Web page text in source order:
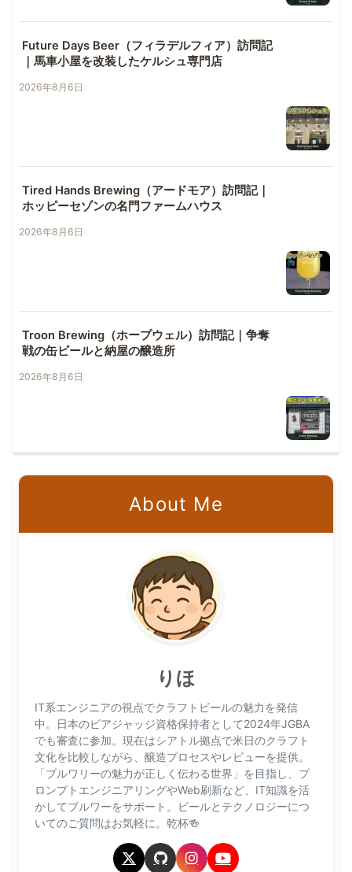
Future Days Beer（フィラデルフィア）訪問記
｜馬車小屋を改装したケルシュ専門店
2026年8月6日
Tired Hands Brewing（アードモア）訪問記｜
ホッピーセゾンの名門ファームハウス
2026年8月6日
Troon Brewing（ホープウェル）訪問記｜争奪
戦の缶ビールと納屋の醸造所
2026年8月6日
About Me
りほ
IT系エンジニアの視点でクラフトビールの魅力を発信
中。日本のビアジャッジ資格保持者として2024年JGBA
でも審査に参加。現在はシアトル拠点で米日のクラフト
文化を比較しながら、醸造プロセスやレビューを提供。
「ブルワリーの魅力が正しく伝わる世界」を目指し、プ
ロンプトエンジニアリングやWeb刷新など、IT知識を活
かしてブルワーをサポート。ビールとテクノロジーにつ
いてのご質問はお気軽に。乾杯🍻